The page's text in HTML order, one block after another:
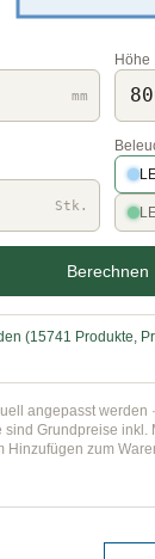
mm
Höhe
Stk.
Berechnen
(15741 Produkte,
angepasst werden
sind Grundpreise
Hinzufügen zum